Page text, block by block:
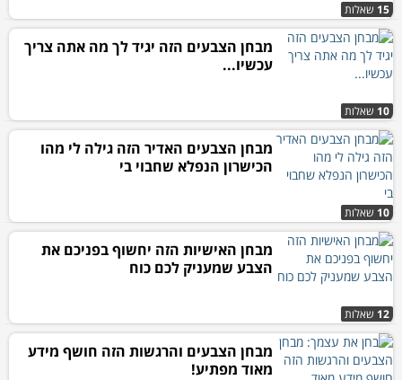
15 שאלות
10 שאלות
מבחן הצבעים הזה יגיד לך מה אתה צריך
עכשיו...
10 שאלות
מבחן הצבעים האדיר הזה גילה לי מהו
הכישרון הנפלא שחבוי בי
12 שאלות
מבחן האישיות הזה יחשוף בפניכם את
הצבע שמעניק לכם כוח
מבחן הצבעים והרגשות הזה חושף מידע
מאוד מפתיע!